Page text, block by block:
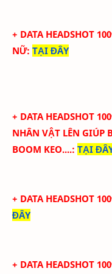
+ DATA HEADSHOT
NỮ: TẠI ĐÂY
+ DATA HEADSHOT 100
NHÂN VẬT LÊN GIÚP
BOOM KEO....: TẠI
+ DATA HEADSHOT 100
ĐÂY
+ DATA HEADSHOT 100